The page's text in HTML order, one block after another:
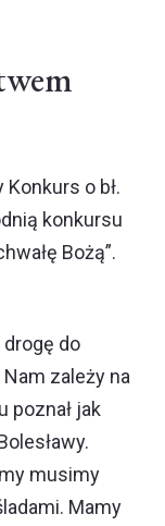
o bł.
konkursu
Bożą”.
drogę do
zależy na
poznał jak
musimy
Mamy